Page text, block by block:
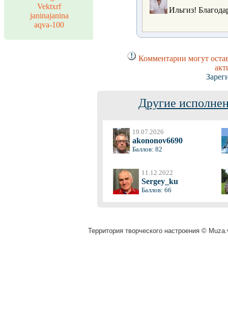
Vektxrf
janinajanina
aqva-100
Ильгиз!
Комментарии могут
Другие
19.07.2026
akononov6690
Баллов: 82
11.12.2022
Sergey_ku
Баллов: 66
Территория творческого настроения ©